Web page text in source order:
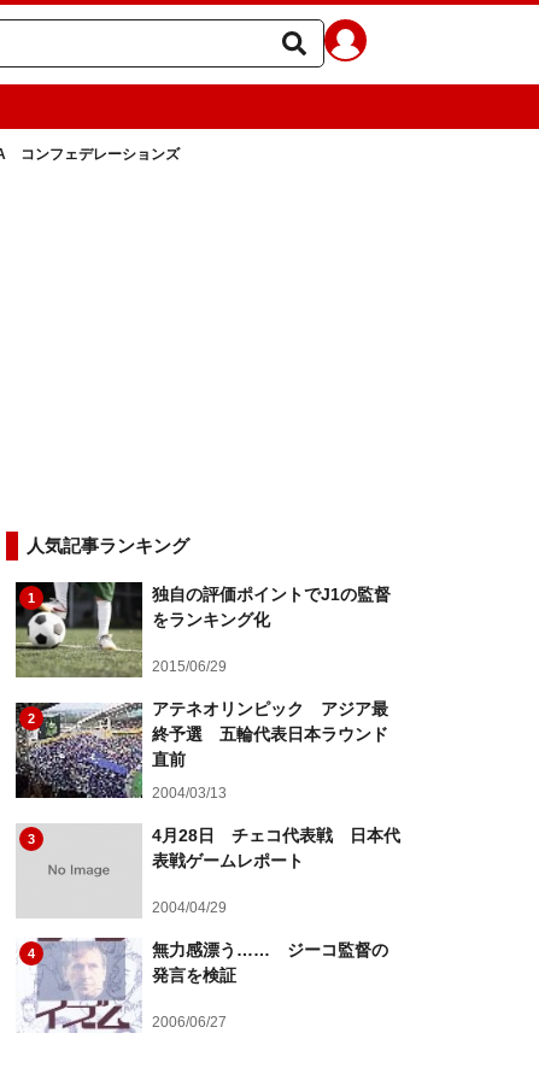
コンフェデレーションズ
人気記事ランキング
1
独自の評価ポイントでJ1の監督
をランキング化
2015/06/29
2
アテネオリンピック アジア最
終予選 五輪代表日本ラウンド
直前
2004/03/13
3
4月28日 チェコ代表戦 日本代
表戦ゲームレポート
2004/04/29
4
無力感漂う…… ジーコ監督の
発言を検証
2006/06/27